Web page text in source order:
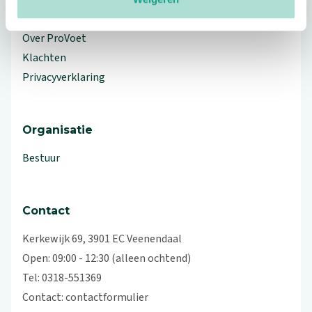
Workshops en lezingen
Over ProVoet
Klachten
Privacyverklaring
Organisatie
Bestuur
Contact
Kerkewijk 69, 3901 EC Veenendaal
Open: 09:00 - 12:30 (alleen ochtend)
Tel: 0318-551369
Contact:contactformulier